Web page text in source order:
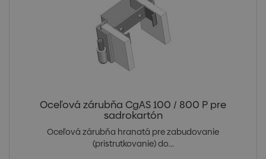
Oceľová zárubňa CgAS 100 / 800 P pre
sadrokartón
Oceľová zárubňa hranatá pre zabudovanie
(pristrutkovanie) do...